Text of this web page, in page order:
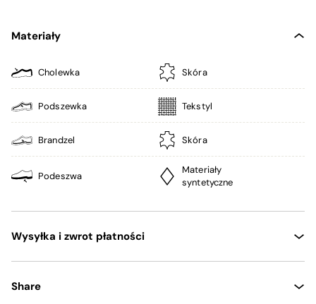
Materiały
Cholewka Skóra
Podszewka Tekstyl
Brandzel Skóra
Podeszwa
Materiały
syntetyczne
Wysyłka i zwrot płatności
Share